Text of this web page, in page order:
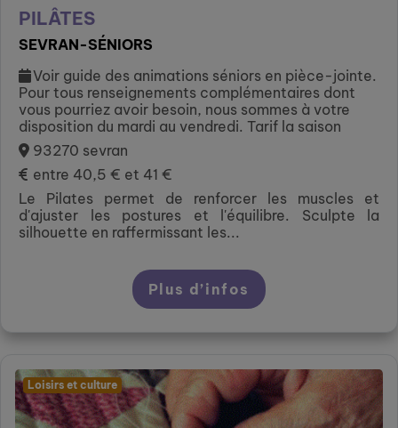
PILÂTES
SEVRAN-SÉNIORS
Voir guide des animations séniors en pièce-jointe.
Pour tous renseignements complémentaires dont
vous pourriez avoir besoin, nous sommes à votre
disposition du mardi au vendredi. Tarif la saison
93270 sevran
entre 40,5 € et 41 €
Le Pilates permet de renforcer les muscles et
d'ajuster les postures et l'équilibre. Sculpte la
silhouette en raffermissant les...
Plus d’infos
Loisirs et culture